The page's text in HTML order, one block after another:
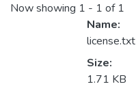
Now showing 1 - 1 of 1
Name:
license.txt
Size:
1.71 KB